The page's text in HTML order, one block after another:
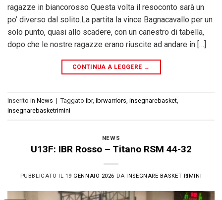
ragazze in biancorosso Questa volta il resoconto sarà un
po’ diverso dal solito.La partita la vince Bagnacavallo per un
solo punto, quasi allo scadere, con un canestro di tabella,
dopo che le nostre ragazze erano riuscite ad andare in […]
CONTINUA A LEGGERE →
Inserito in News | Taggato ibr, ibrwarriors, insegnarebasket,
insegnarebasketrimini
NEWS
U13F: IBR Rosso – Titano RSM 44-32
PUBBLICATO IL 19 GENNAIO 2026 DA INSEGNARE BASKET RIMINI